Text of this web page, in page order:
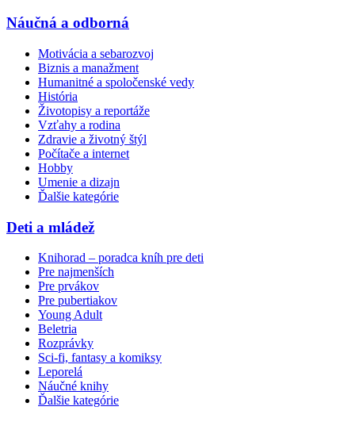
Náučná a odborná
Motivácia a sebarozvoj
Biznis a manažment
Humanitné a spoločenské vedy
História
Životopisy a reportáže
Vzťahy a rodina
Zdravie a životný štýl
Počítače a internet
Hobby
Umenie a dizajn
Ďalšie kategórie
Deti a mládež
Knihorad – poradca kníh pre deti
Pre najmenších
Pre prvákov
Pre pubertiakov
Young Adult
Beletria
Rozprávky
Sci-fi, fantasy a komiksy
Leporelá
Náučné knihy
Ďalšie kategórie